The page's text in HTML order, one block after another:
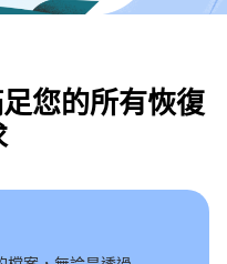
您的所有恢復